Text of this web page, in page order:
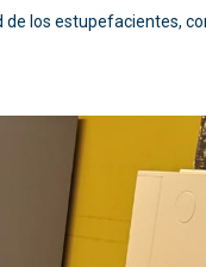
los estupefacientes,